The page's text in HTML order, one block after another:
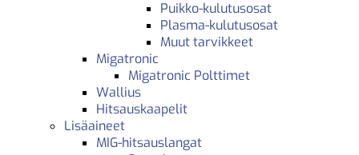
Puikko-kulutusosat
Plasma-kulutusosat
Muut tarvikkeet
Migatronic
Migatronic Polttimet
Wallius
Hitsauskaapelit
Lisäaineet
MIG-hitsauslangat